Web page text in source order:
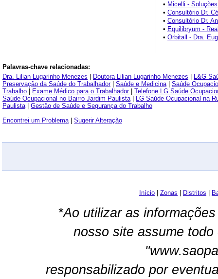
• Micelli -
• Consultório Dr.
• Consultório Dr.
• Equilibryum -
• Orbitall - Dra.
Palavras-chave relacionadas:
Dra. Lilian Lugarinho Menezes
Doutora Lilian Lugarinho Menezes
L&G
Preservação da Saúde do Trabalhador| Saúde e Medicina| Saúde
Trabalho
Exame Médico para o Trabalhador| Telefone LG Saúde
Saúde Ocupacional no Bairro Jardim Paulista|
LG Saúde Ocupacional na
Paulista| Gestão de Saúde e Segurança do Trabalho
Encontrei um Problema| Sugerir Alteração
Início Zonas Distritos
*Ao utilizar as
nosso site assume
responsabilizado por